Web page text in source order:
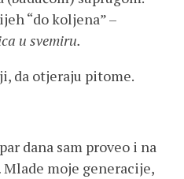
“do koljena” –
u svemiru.
da otjeraju pitome.
dana sam proveo i na
moje generacije,